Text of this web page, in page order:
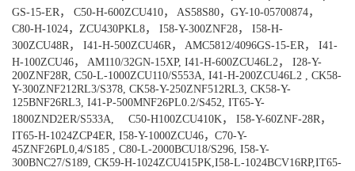
GS-15-ER， C50-H-600ZCU410， AS58S80， GY-10-05700874，
C80-H-1024， ZCU430PKL8， I58-Y-300ZNF28，
I58-H-
300ZCU48R， I41-H-500ZCU46R， AMC5812/4096GS-15-ER，
I41-
H-100ZCU46， AM110/32GN-15XP, I41-H-600ZCU46L2，
I28-Y-
200ZNF28R, C50-L-1000ZCU110/S553A, I41-H-200ZCU46L2 , CK58-
Y-300ZNF212RL3/S378, CK58-Y-250ZNF512RL3, CK58-Y-
125BNF26RL3, I41-P-500MNF26PL0.2/S452, IT65-Y-
1800ZND2ER/S533A, C50-H100ZCU410K， I58-Y-60ZNF-28R，
IT65-H-1024ZCP4ER, I58-Y-1000ZCU46， C70-Y-
45ZNF26PL0,4/S185 , C80-L-2000BCU18/S296, I58-Y-
300BNC27/S189, CK59-H-1024ZCU415PK,I58-L-1024BCV16RP,IT65-